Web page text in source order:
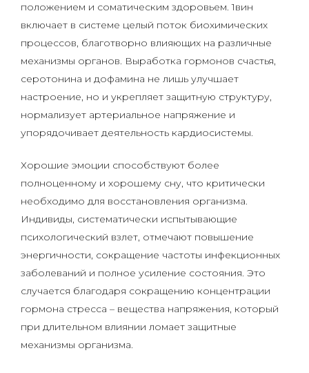
положением и соматическим здоровьем. 1вин
включает в системе целый поток биохимических
процессов, благотворно влияющих на различные
механизмы органов. Выработка гормонов счастья,
серотонина и дофамина не лишь улучшает
настроение, но и укрепляет защитную структуру,
нормализует артериальное напряжение и
упорядочивает деятельность кардиосистемы.
Хорошие эмоции способствуют более
полноценному и хорошему сну, что критически
необходимо для восстановления организма.
Индивиды, систематически испытывающие
психологический взлет, отмечают повышение
энергичности, сокращение частоты инфекционных
заболеваний и полное усиление состояния. Это
случается благодаря сокращению концентрации
гормона стресса – вещества напряжения, который
при длительном влиянии ломает защитные
механизмы организма.